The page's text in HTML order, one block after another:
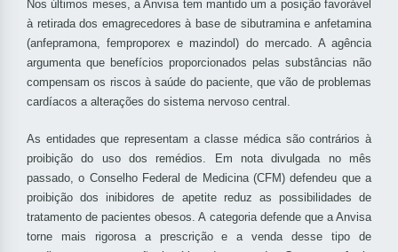
Nos últimos meses, a Anvisa tem mantido um a posição favorável
à retirada dos emagrecedores à base de sibutramina e anfetamina
(anfepramona, femproporex e mazindol) do mercado. A agência
argumenta que benefícios proporcionados pelas substâncias não
compensam os riscos à saúde do paciente, que vão de problemas
cardíacos a alterações do sistema nervoso central.
As entidades que representam a classe médica são contrários à
proibição do uso dos remédios. Em nota divulgada no mês
passado, o Conselho Federal de Medicina (CFM) defendeu que a
proibição dos inibidores de apetite reduz as possibilidades de
tratamento de pacientes obesos. A categoria defende que a Anvisa
torne mais rigorosa a prescrição e a venda desse tipo de